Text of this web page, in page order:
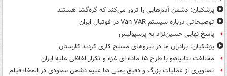
پزشکیان: دشمن آدم‌هایی را ترور می‌کند که گره‌گشا هستند
توضیحاتی درباره سیستم Van VAR در فوتبال ایران
پاسخ نهایی حسین‌نژاد به پرسپولیس
پزشکیان: برادران ما در نیروهای مسلح کاری کردند کارستان
مخالفت نتانیاهو با طرح ۱۵ ماده ای غزه و تکرار لفاظی علیه ایران
تصاویری از عملیات بزرگ و دقیق یمنی ها علیه دشمن سعودی در المخا+فیلم